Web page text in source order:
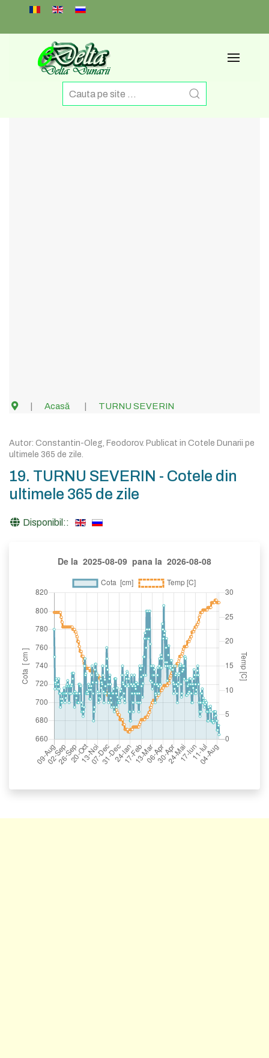
Select your language
Acasă TURNU SEVERIN
Autor: Constantin-Oleg, Feodorov. Publicat in Cotele Dunarii pe
ultimele 365 de zile.
19. TURNU SEVERIN - Cotele din
ultimele 365 de zile
Disponibil::